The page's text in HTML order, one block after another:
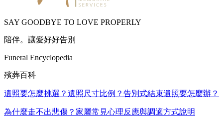
SAY GOODBYE TO LOVE PROPERLY
陪伴。讓愛好好告別
Funeral Encyclopedia
殯葬百科
遺照要怎麼挑選？遺照尺寸比例？告別式結束遺照要怎麼辦？
為什麼走不出悲傷？家屬常見心理反應與調適方式說明